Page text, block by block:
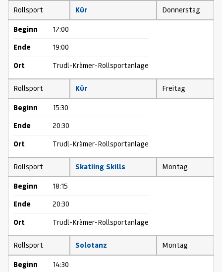
Rollsport Kür Donnerstag
Beginn 17:00
Ende 19:00
Ort Trudl-Krämer-Rollsportanlage
Rollsport Kür Freitag
Beginn 15:30
Ende 20:30
Ort Trudl-Krämer-Rollsportanlage
Rollsport Skatiing Skills Montag
Beginn 18:15
Ende 20:30
Ort Trudl-Krämer-Rollsportanlage
Rollsport Solotanz Montag
Beginn 14:30